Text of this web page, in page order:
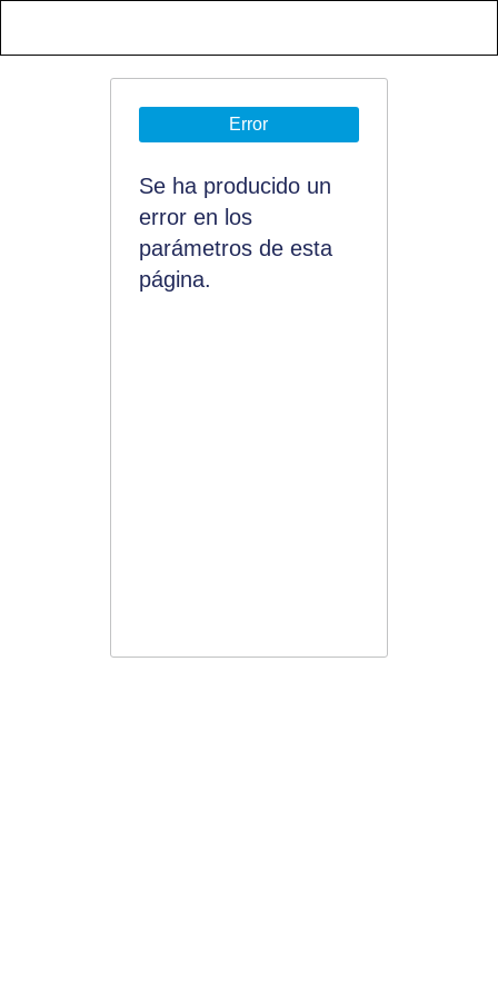
Error
Se ha producido un
error en los
parámetros de esta
página.